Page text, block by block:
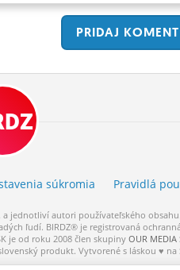
PRIDAJ KOMENT
súkromia Pravidlá
a jednotliví autori používateľského
ľudí. BIRDZ® je registrovaná
je od roku 2008 člen skupiny OUR MEDIA
produkt. Vytvorené s láskou ♥ na